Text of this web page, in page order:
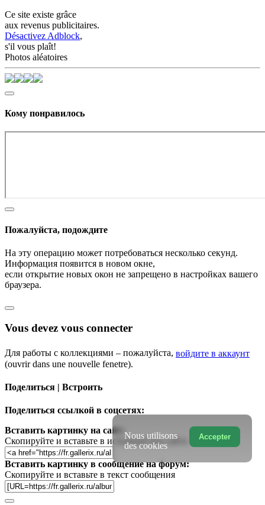
Ce site existe grâce
aux revenus publicitaires.
Désactivez Adblock,
s'il vous plaît!
Photos aléatoires
Кому понравилось
Пожалуйста, подождите
На эту операцию может потребоваться несколько секунд.
Информация появится в новом окне,
если открытие новых окон не запрещено в настройках вашего
браузера.
Vous devez vous connecter
Для работы с коллекциями – пожалуйста, войдите в аккаунт
(ouvrir dans une nouvelle fenetre).
Поделиться | Встроить
Поделиться ссылкой в соцсетях:
Вставить картинку на сайт:
Скопируйте и вставьте в исходный код сайта
Вставить картинку в сообщение на форум:
Скопируйте и вставьте в текст сообщения
Accepter
Nous utilisons
des cookies